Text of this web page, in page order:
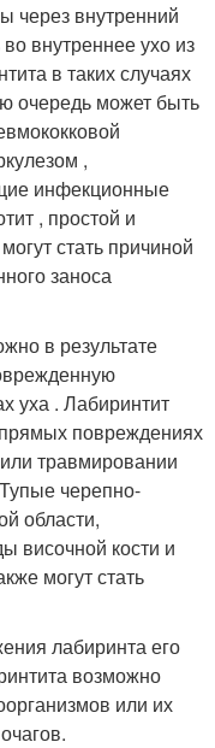
через внутренний
внутреннее ухо из
в таких случаях
очередь может быть
,
инфекционные
, простой и
стать причиной
заноса
в результате
уха . Лабиринтит
повреждениях
травмировании
черепно-
области,
височной кости и
могут стать
лабиринта его
возможно
или их